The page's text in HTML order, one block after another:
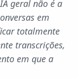
geral não é a
em
totalmente
transcrições,
em que a